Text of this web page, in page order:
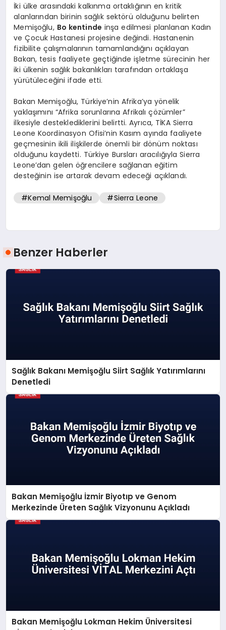
İki ülke arasındaki kalkınma ortaklığının en kritik
alanlarından birinin sağlık sektörü olduğunu belirten
Memişoğlu, Bo kentinde inşa edilmesi planlanan Kadın
ve Çocuk Hastanesi projesine değindi. Hastanenin
fizibilite çalışmalarının tamamlandığını açıklayan
Bakan, tesis faaliyete geçtiğinde işletme sürecinin her
iki ülkenin sağlık bakanlıkları tarafından ortaklaşa
yürütüleceğini ifade etti.
Bakan Memişoğlu, Türkiye’nin Afrika’ya yönelik
yaklaşımını “Afrika sorunlarına Afrikalı çözümler”
ilkesiyle desteklediklerini belirtti. Ayrıca, TİKA Sierra
Leone Koordinasyon Ofisi’nin Kasım ayında faaliyete
geçmesinin ikili ilişkilerde önemli bir dönüm noktası
olduğunu kaydetti. Türkiye Bursları aracılığıyla Sierra
Leone’dan gelen öğrencilere sağlanan eğitim
desteğinin ise artarak devam edeceği açıklandı.
#Kemal Memişoğlu #Sierra Leone
Benzer Haberler
Sağlık Bakanı Memişoğlu Siirt Sağlık Yatırımlarını
Denetledi
Bakan Memişoğlu İzmir Biyotıp ve Genom
Merkezinde Üreten Sağlık Vizyonunu Açıkladı
Bakan Memişoğlu Lokman Hekim Üniversitesi